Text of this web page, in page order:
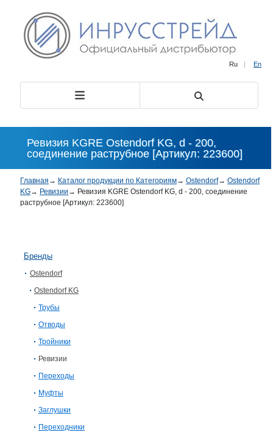
Ru | En
Ревизия KGRE Ostendorf KG, d - 200,
соединение раструбное [Артикул: 223600]
Главная → Каталог продукции по Категориям→ Ostendorf→ Ostendorf
KG→ Ревизии → Ревизия KGRE Ostendorf KG, d - 200, соединение
раструбное [Артикул: 223600]
Бренды
Ostendorf
Ostendorf KG
Трубы
Отводы
Тройники
Ревизии
Переходы
Муфты
Заглушки
Переходники